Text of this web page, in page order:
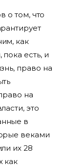
о том, что
как
есть, и
право на
на
это
в
веками
их 28
как